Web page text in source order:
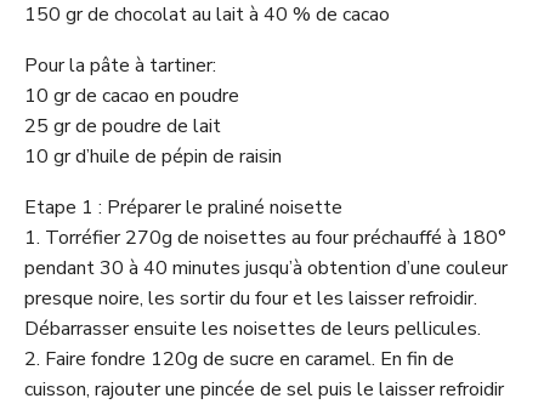
150 gr de chocolat au lait à 40 % de cacao
Pour la pâte à tartiner:
10 gr de cacao en poudre
25 gr de poudre de lait
10 gr d’huile de pépin de raisin
Etape 1 : Préparer le praliné noisette
1. Torréfier 270g de noisettes au four préchauffé à 180°
pendant 30 à 40 minutes jusqu’à obtention d’une couleur
presque noire, les sortir du four et les laisser refroidir.
Débarrasser ensuite les noisettes de leurs pellicules.
2. Faire fondre 120g de sucre en caramel. En fin de
cuisson, rajouter une pincée de sel puis le laisser refroidir